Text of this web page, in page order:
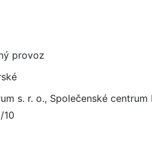
provoz
s. r. o., Společenské centrum
10